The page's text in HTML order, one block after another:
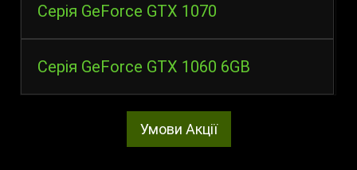
Серія GeForce GTX 1070
Серія GeForce GTX 1060 6GB
Умови Акції